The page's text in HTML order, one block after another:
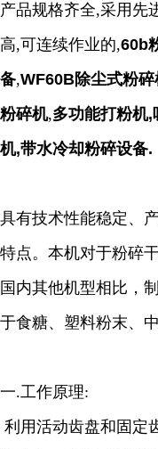
产品规格齐全,采用先
高,可连续作业的,60b
备,WF60B除尘式粉碎
粉碎机,多功能打粉机
机,带水冷却粉碎设备.
具有技术性能稳定、
特点。本机对于粉碎
国内其他机型相比，
于食糖、塑料粉末、
一.工作原理:
利用活动齿盘和固定